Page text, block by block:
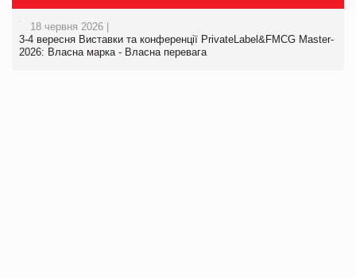
18 червня 2026 |
3-4 вересня Виставки та конференції PrivateLabel&FMCG Master-
2026: Власна марка - Власна перевага